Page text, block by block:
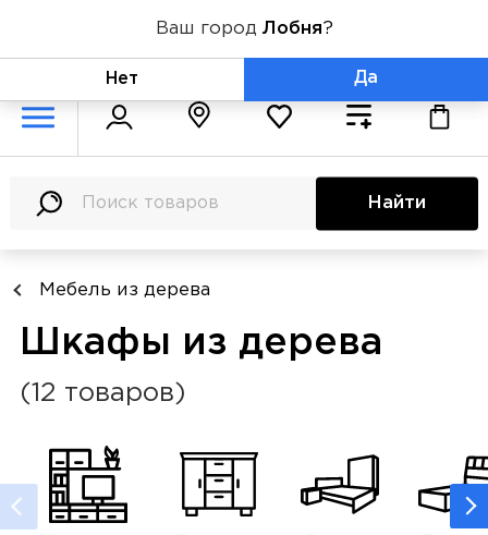
+7 (800) 775-71-06
Найти
Мебель из дерева
Шкафы из дерева
(12 товаров)
Ваш город Лобня?
Нет Да